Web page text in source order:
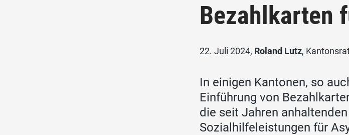
Bezahlkarten
22. Juli 2024, Roland Lutz,
In einigen Kantonen, so
Einführung von
die seit Jahren
Sozialhilfeleistungen für